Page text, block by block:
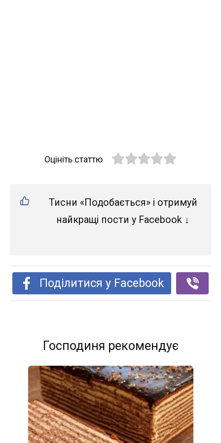
Оцініть статтю
Тисни «Подобається» і отримуй
найкращі пости у Facebook ↓
Поділитися у Facebook
Господиня рекомендує